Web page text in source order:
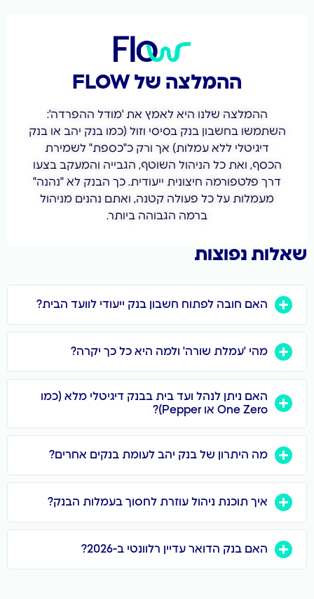
ההמלצה של FLOW
ההמלצה שלנו היא לאמץ את 'מודל ההפרדה':
השתמשו בחשבון בנק בסיסי וזול (כמו בנק יהב או בנק
דיגיטלי ללא עמלות) אך ורק כ"כספת" לשמירת
הכסף, ואת כל הניהול השוטף, הגבייה והמעקב בצעו
דרך פלטפורמה חיצונית ייעודית. כך הבנק לא "נהנה"
מעמלות על כל פעולה קטנה, ואתם נהנים מניהול
ברמה הגבוהה ביותר.
שאלות נפוצות
האם חובה לפתוח חשבון בנק ייעודי לוועד הבית?
מהי 'עמלת שורה' ולמה היא כל כך יקרה?
האם ניתן לנהל ועד בית בבנק דיגיטלי מלא (כמו
One Zero או Pepper)?
מה היתרון של בנק יהב לעומת בנקים אחרים?
איך תוכנת ניהול עוזרת לחסוך בעמלות הבנק?
האם בנק הדואר עדיין רלוונטי ב-2026?